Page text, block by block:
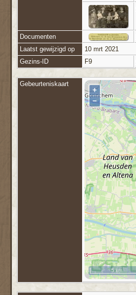
Documenten
Laatst gewijzigd op
10 mrt 2021
Gezins-ID
F9
Gebeurteniskaart
+
−
5 km